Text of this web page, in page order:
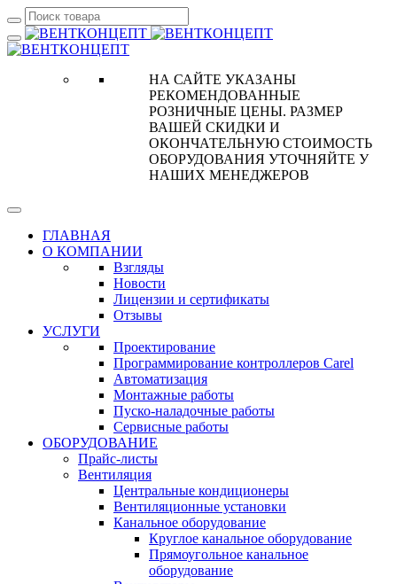
НА САЙТЕ УКАЗАНЫ
РЕКОМЕНДОВАННЫЕ
РОЗНИЧНЫЕ ЦЕНЫ. РАЗМЕР
ВАШЕЙ СКИДКИ И
ОКОНЧАТЕЛЬНУЮ СТОИМОСТЬ
ОБОРУДОВАНИЯ УТОЧНЯЙТЕ У
НАШИХ МЕНЕДЖЕРОВ
ГЛАВНАЯ
О КОМПАНИИ
Взгляды
Новости
Лицензии и сертификаты
Отзывы
УСЛУГИ
Проектирование
Программирование контроллеров Carel
Автоматизация
Монтажные работы
Пуско-наладочные работы
Сервисные работы
ОБОРУДОВАНИЕ
Прайс-листы
Вентиляция
Центральные кондиционеры
Вентиляционные установки
Канальное оборудование
Круглое канальное оборудование
Прямоугольное канальное
оборудование